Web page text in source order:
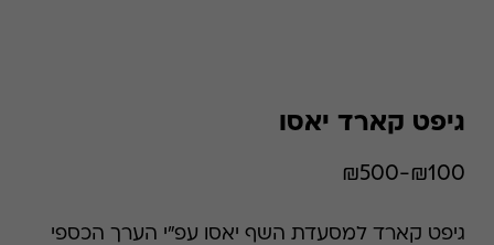
גיפט קארד יאסו
₪100-₪500
גיפט קארד למסעדת השף יאסו עפ"י הערך הכספי